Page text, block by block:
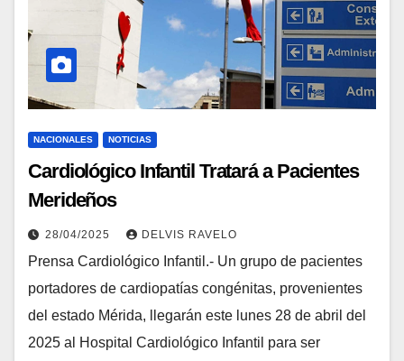
NACIONALES NOTICIAS
Cardiológico Infantil Tratará a Pacientes
Merideños
28/04/2025 DELVIS RAVELO
Prensa Cardiológico Infantil.- Un grupo de pacientes
portadores de cardiopatías congénitas, provenientes
del estado Mérida, llegarán este lunes 28 de abril del
2025 al Hospital Cardiológico Infantil para ser